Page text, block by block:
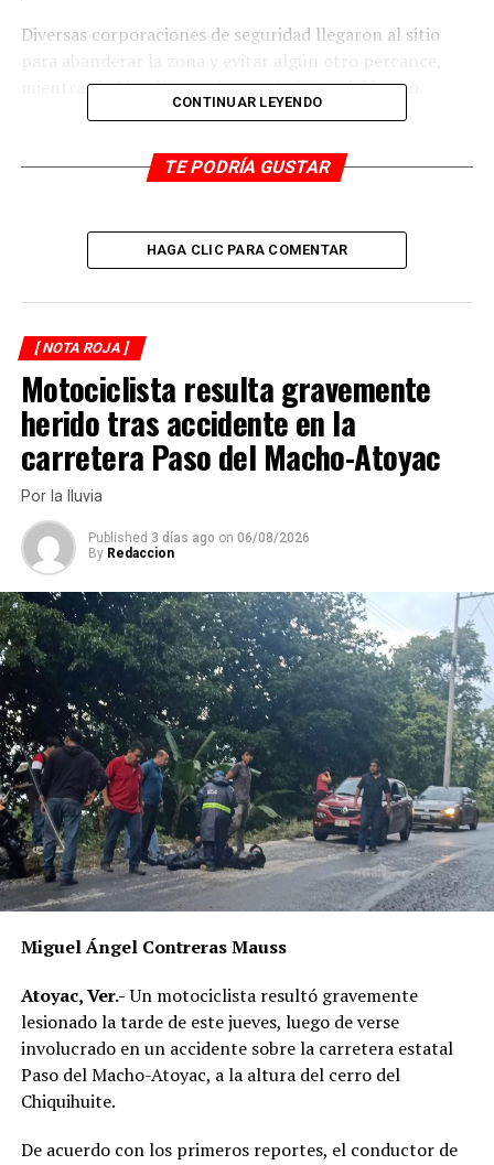
Diversas corporaciones de seguridad llegaron al sitio
para abanderar la zona y evitar algún otro percance,
mientras la Fiscalía tomó conocimiento del hecho.
De Nogales, la ejecutada en Acultzingo
CONTINUAR LEYENDO
TE PODRÍA GUSTAR
HAGA CLIC PARA COMENTAR
[ NOTA ROJA ]
Motociclista resulta gravemente
herido tras accidente en la
carretera Paso del Macho-Atoyac
Por la lluvia
Published 3 días ago on 06/08/2026
By Redaccion
Miguel Ángel Contreras Mauss
Atoyac, Ver.-Un motociclista resultó gravemente
lesionado la tarde de este jueves, luego de verse
involucrado en un accidente sobre la carretera estatal
Paso del Macho-Atoyac, a la altura del cerro del
Chiquihuite.
De acuerdo con los primeros reportes, el conductor de